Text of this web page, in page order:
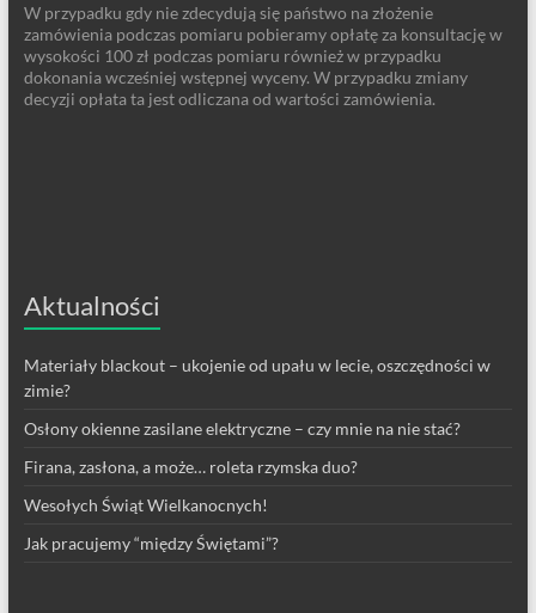
W przypadku gdy nie zdecydują się państwo na złożenie
zamówienia podczas pomiaru pobieramy opłatę za konsultację w
wysokości 100 zł podczas pomiaru również w przypadku
dokonania wcześniej wstępnej wyceny. W przypadku zmiany
decyzji opłata ta jest odliczana od wartości zamówienia.
Aktualności
Materiały blackout – ukojenie od upału w lecie, oszczędności w
zimie?
Osłony okienne zasilane elektryczne – czy mnie na nie stać?
Firana, zasłona, a może… roleta rzymska duo?
Wesołych Świąt Wielkanocnych!
Jak pracujemy “między Świętami”?